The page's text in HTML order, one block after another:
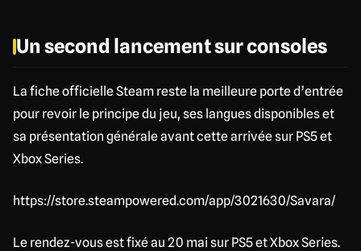
Un second lancement sur consoles
La fiche officielle Steam reste la meilleure porte d’entrée
pour revoir le principe du jeu, ses langues disponibles et
sa présentation générale avant cette arrivée sur PS5 et
Xbox Series.
https://store.steampowered.com/app/3021630/Savara/
Le rendez-vous est fixé au 20 mai sur PS5 et Xbox Series.